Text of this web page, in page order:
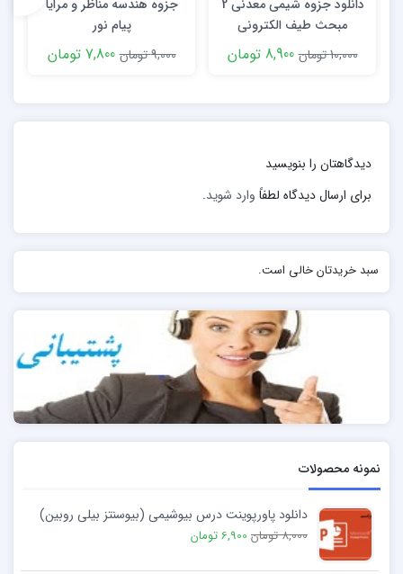
معايب: عدم شناسائي اجزائي از هموگلوبين با غلظت كم،عدم
جدا سازی همه انواع هموگلوبين بخصوص هموگلوبين در
و F های ناپايدار. هم چنين هموگلوبين های برابر مقدار بالای
دانلود جزوه شیمی معدنی 2
مبحث طیف الکترونی
ترکیبات کوئور دینایسون10,000 تومان 8,900 تومان
جزوه هندسه مناظر و مرایا
پیام نور
9,000 تومان
7,800 تومان
دیدگاهتان را بنویسید
برای ارسال دیدگاه لطفاً وارد شوید.
سبد خریدتان خالی است.
نمونه محصولات
دانلود پاورپوینت درس بیوشیمی (بیوسنتز بیلی روبین)
8,000 تومان 6,900 تومان